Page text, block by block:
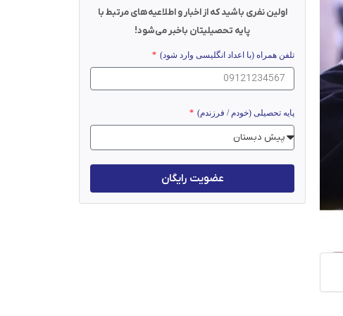
اولین نفری باشید که از اخبار و اطلاعیه‌های مرتبط با
پایه تحصیلیتان باخبر می‌شود!
تلفن همراه (با اعداد انگلیسی وارد شود)
پایه تحصیلی (خودم / فرزندم)
عضویت رایگان